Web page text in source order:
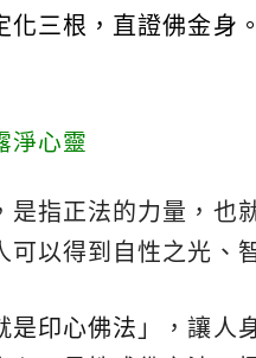
化三根，直證佛金身。
淨心靈
是指正法的力量，也
可以得到自性之光、
是印心佛法 」，讓人